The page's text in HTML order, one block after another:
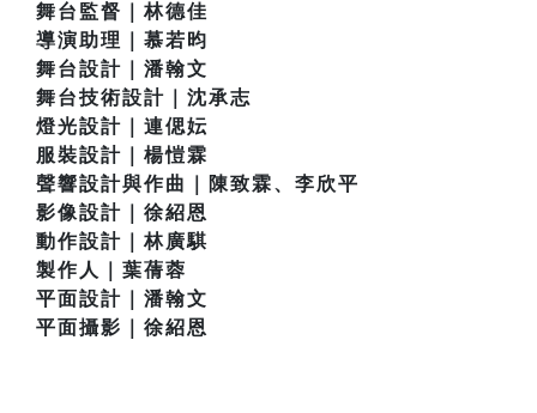
舞台監督｜林德佳
導演助理｜慕若昀
舞台設計｜潘翰文
舞台技術設計｜沈承志
燈光設計｜連偲妘
服裝設計｜楊愷霖
聲響設計與作曲｜陳致霖、李欣平
影像設計｜徐紹恩
動作設計｜林廣騏
製作人｜葉蒨蓉
平面設計｜潘翰文
平面攝影｜徐紹恩